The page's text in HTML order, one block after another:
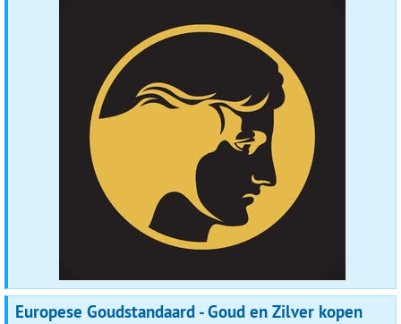
Europese Goudstandaard - Goud en Zilver kopen